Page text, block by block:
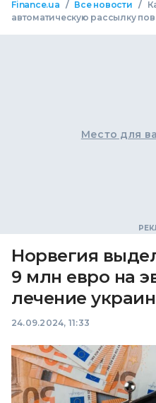
Finance.ua / Все новости /
автоматическую рассылку
Место для
Норвегия
9 млн евро на
лечение
24.09.2024, 11:33